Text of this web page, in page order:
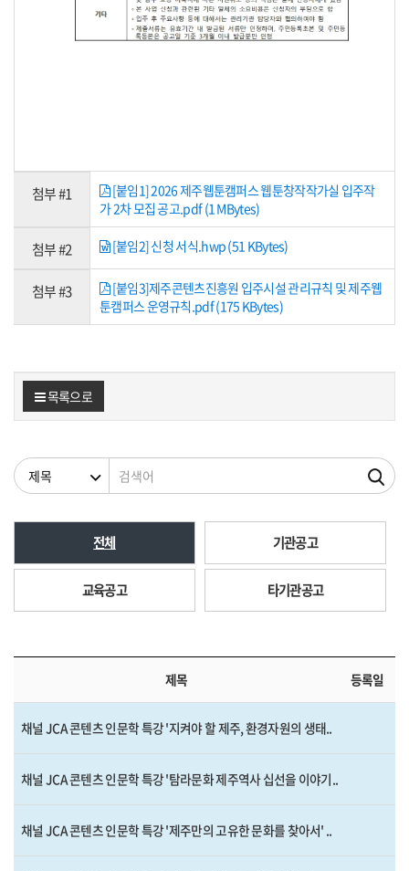
첨부 #1
[붙임1] 2026 제주웹툰캠퍼스 웹툰창작작가실 입주작
가 2차 모집 공고.pdf (1 MBytes)
첨부 #2 [붙임2] 신청 서식.hwp (51 KBytes)
첨부 #3
[붙임3]제주콘텐츠진흥원 입주시설 관리규칙 및 제주웹
툰캠퍼스 운영규칙.pdf (175 KBytes)
목록으로
검색조건 검색어
전체 기관공고
교육공고 타기관공고
제목 등록일
채널 JCA 콘텐츠 인문학 특강 '지켜야 할 제주, 환경자원의 생태..
채널 JCA 콘텐츠 인문학 특강 '탐라문화 제주역사 십선을 이야기..
채널 JCA 콘텐츠 인문학 특강 '제주만의 고유한 문화를 찾아서' ..